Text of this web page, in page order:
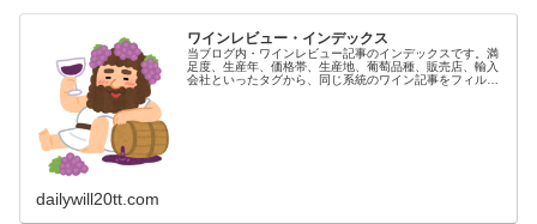
ワインレビュー・インデックス
当ブログ内・ワインレビュー記事のインデックスです。満
足度、生産年、価格帯、生産地、葡萄品種、販売店、輸入
会社といったタグから、同じ系統のワイン記事をフィルタ
dailywill20tt.com